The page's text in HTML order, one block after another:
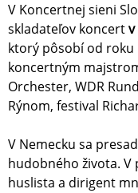
V Koncertnej sieni
skladateľov koncertv
ktorý pôsobí od roku
koncertným
Orchester, WDR
Rýnom, festival
V Nemecku sa
hudobného života. V
huslista a dirigent